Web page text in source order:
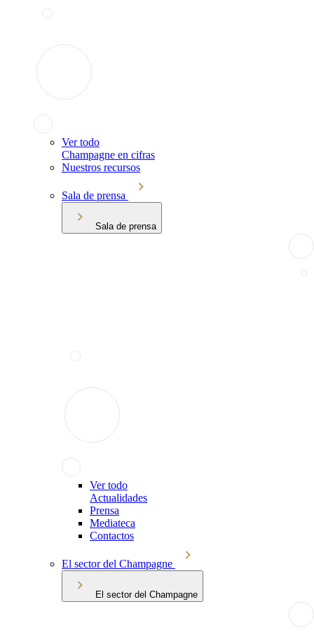
Ver todo
Champagne en cifras
Nuestros recursos
Sala de prensa
Sala de prensa
Ver todo
Actualidades
Prensa
Mediateca
Contactos
El sector del Champagne
El sector del Champagne